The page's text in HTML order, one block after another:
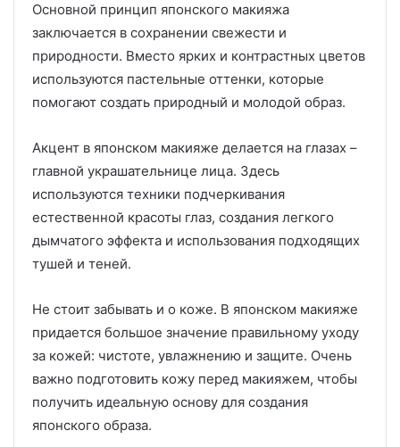
Основной принцип японского макияжа
заключается в сохранении свежести и
природности. Вместо ярких и контрастных цветов
используются пастельные оттенки, которые
помогают создать природный и молодой образ.
Акцент в японском макияже делается на глазах –
главной украшательнице лица. Здесь
используются техники подчеркивания
естественной красоты глаз, создания легкого
дымчатого эффекта и использования подходящих
тушей и теней.
Не стоит забывать и о коже. В японском макияже
придается большое значение правильному уходу
за кожей: чистоте, увлажнению и защите. Очень
важно подготовить кожу перед макияжем, чтобы
получить идеальную основу для создания
японского образа.